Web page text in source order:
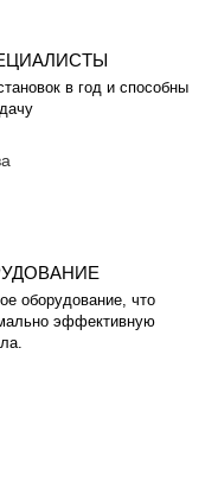
в год и способны
оборудование, что
эффективную